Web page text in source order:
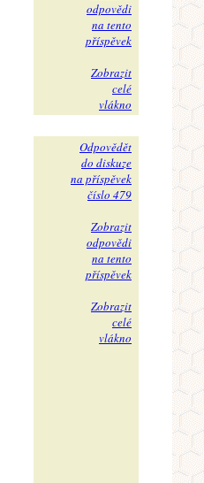
odpovědi
na tento
příspěvek
Zobrazit
celé
vlákno
Odpovědět
do diskuze
na příspěvek
číslo 479
Zobrazit
odpovědi
na tento
příspěvek
Zobrazit
celé
vlákno